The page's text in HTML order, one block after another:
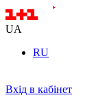
UA
RU
Вхід в кабінет